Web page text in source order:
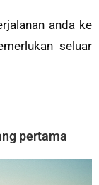
anda ke
seluar
pertama